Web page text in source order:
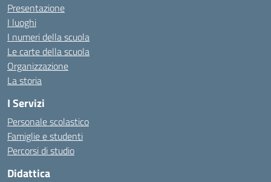
Presentazione
I luoghi
I numeri della scuola
Le carte della scuola
Organizzazione
La storia
I Servizi
Personale scolastico
Famiglie e studenti
Percorsi di studio
Didattica